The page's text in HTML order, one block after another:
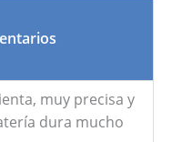
muy precisa y
dura mucho